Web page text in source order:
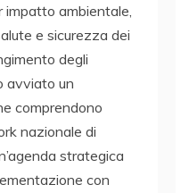
impatto ambientale,
e sicurezza dei
degli
avviato un
comprendono
nazionale di
strategica
con